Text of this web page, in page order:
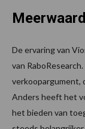
De ervaring van
van RaboResearch.
verkoopargument,
Anders heeft het
het bieden van